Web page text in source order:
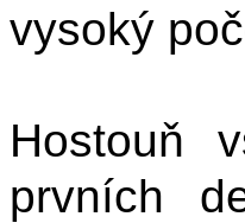
vysoký
Hostouň
prvních